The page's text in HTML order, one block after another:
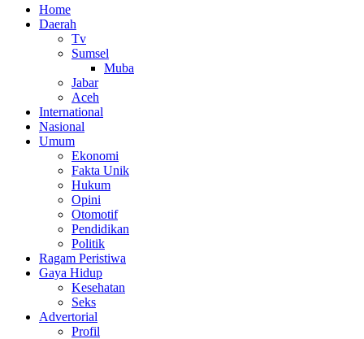
Home
Daerah
Tv
Sumsel
Muba
Jabar
Aceh
International
Nasional
Umum
Ekonomi
Fakta Unik
Hukum
Opini
Otomotif
Pendidikan
Politik
Ragam Peristiwa
Gaya Hidup
Kesehatan
Seks
Advertorial
Profil